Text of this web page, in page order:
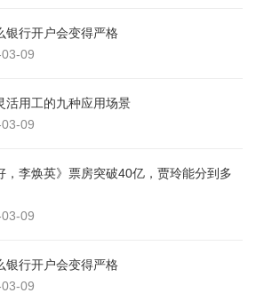
银行开户会变得严格
09
活用工的九种应用场景
09
，李焕英》票房突破40亿，贾玲能分到多
09
银行开户会变得严格
09